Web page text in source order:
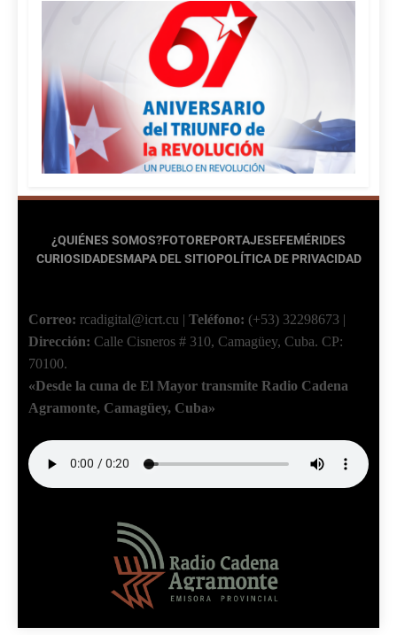
¿QUIÉNES SOMOS?FOTOREPORTAJESEFEMÉRIDES
CURIOSIDADESMAPA DEL SITIOPOLÍTICA DE PRIVACIDAD
Correo: rcadigital@icrt.cu | Teléfono: (+53) 32298673 |
Dirección: Calle Cisneros # 310, Camagüey, Cuba. CP:
70100.
«Desde la cuna de El Mayor transmite Radio Cadena
Agramonte, Camagüey, Cuba»